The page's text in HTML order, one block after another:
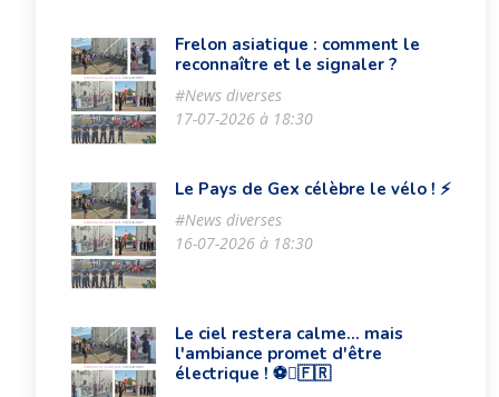
Frelon asiatique : comment le
reconnaître et le signaler ?
#News diverses
17-07-2026 à 18:30
Le Pays de Gex célèbre le vélo ! ⚡️
#News diverses
16-07-2026 à 18:30
Le ciel restera calme… mais
l'ambiance promet d'être
électrique ! ⚽🇫🇷